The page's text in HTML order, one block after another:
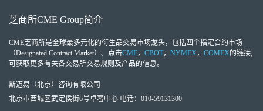
芝商所CME Group简介
CME芝商所是全球最多元化的衍生品交易市场龙头，包括四个指定合约市场
（Designated Contract Market）。点击CME， CBOT， NYMEX， COMEX的链接,
可获取更多有关各交易所交易规则及产品的信息。
斯迈易（北京）咨询有限公司
北京市西城区武定侯街6号卓著中心 电话：010-59131300